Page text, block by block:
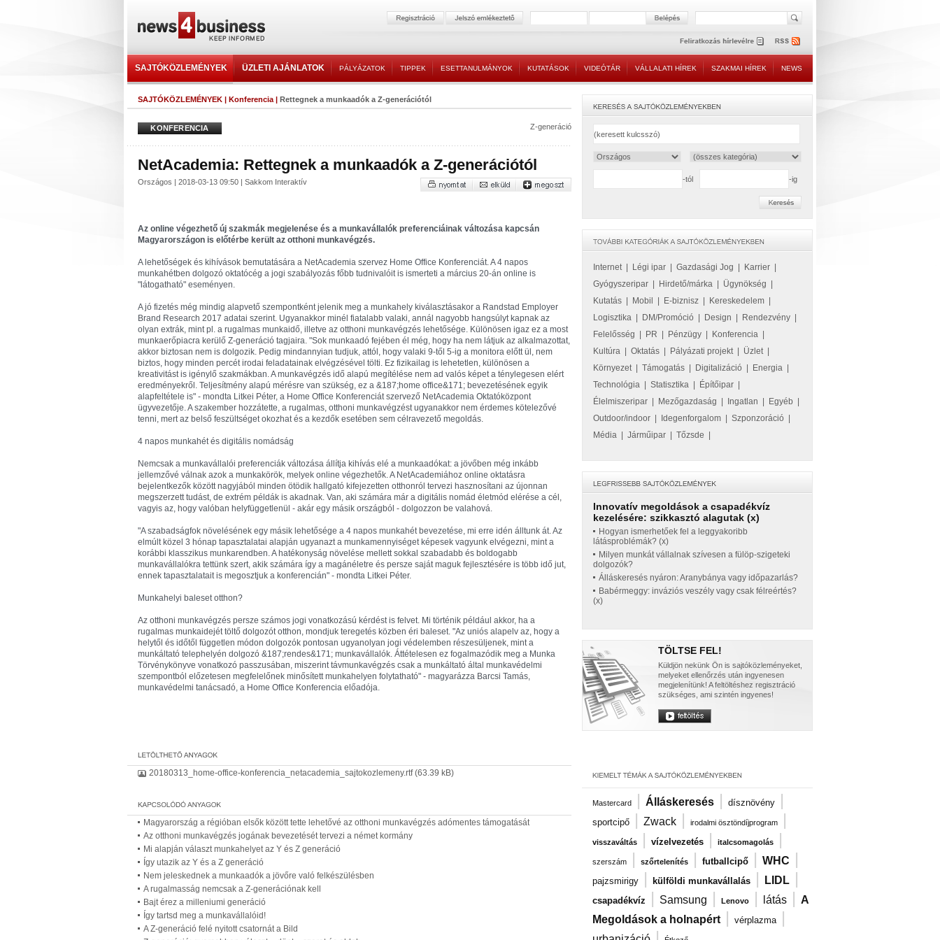
SAJTÓKÖZLEMÉNYEK ÜZLETI AJÁNLATOK PÁLYÁZATOK TIPPEK ESETTANULMÁNYOK KUTATÁSOK VIDEÓTÁR VÁLLALATI HÍREK SZAKMAI HÍREK NEWS
SAJTÓKÖZLEMÉNYEK | Konferencia | Rettegnek a munkaadók a Z-generációtól
KONFERENCIA Z-generáció
NetAcademia: Rettegnek a munkaadók a Z-generációtól
Országos | 2018-03-13 09:50 | Sakkom Interaktív
Az online végezhető új szakmák megjelenése és a munkavállalók preferenciáinak változása kapcsán
Magyarországon is előtérbe került az otthoni munkavégzés.
A lehetőségek és kihívások bemutatására a NetAcademia szervez Home Office Konferenciát. A 4 napos
munkahétben dolgozó oktatócég a jogi szabályozás főbb tudnivalóit is ismerteti a március 20-án online is
"látogatható" eseményen.
A jó fizetés még mindig alapvető szempontként jelenik meg a munkahely kiválasztásakor a Randstad Employer
Brand Research 2017 adatai szerint. Ugyanakkor minél fiatalabb valaki, annál nagyobb hangsúlyt kapnak az
olyan extrák, mint pl. a rugalmas munkaidő, illetve az otthoni munkavégzés lehetősége. Különösen igaz ez a most
munkaerőpiacra kerülő Z-generáció tagjaira. "Sok munkaadó fejében él még, hogy ha nem látjuk az alkalmazottat,
akkor biztosan nem is dolgozik. Pedig mindannyian tudjuk, attól, hogy valaki 9-től 5-ig a monitora előtt ül, nem
biztos, hogy minden percét irodai feladatainak elvégzésével tölti. Ez fizikailag is lehetetlen, különösen a
kreativitást is igénylő szakmákban. A munkavégzés idő alapú megítélése nem ad valós képet a ténylegesen elért
eredményekről. Teljesítmény alapú mérésre van szükség, ez a &187;home office&171; bevezetésének egyik
alapfeltétele is" - mondta Litkei Péter, a Home Office Konferenciát szervező NetAcademia Oktatóközpont
ügyvezetője. A szakember hozzátette, a rugalmas, otthoni munkavégzést ugyanakkor nem érdemes kötelezővé
tenni, mert az belső feszültséget okozhat és a kezdők esetében sem célravezető megoldás.
4 napos munkahét és digitális nomádság
Nemcsak a munkavállalói preferenciák változása állítja kihívás elé a munkaadókat: a jövőben még inkább
jellemzővé válnak azok a munkakörök, melyek online végezhetők. A NetAcademiához online oktatásra
bejelentkezők között nagyjából minden ötödik hallgató kifejezetten otthonról tervezi hasznosítani az újonnan
megszerzett tudást, de extrém példák is akadnak. Van, aki számára már a digitális nomád életmód elérése a cél,
vagyis az, hogy valóban helyfüggetlenül - akár egy másik országból - dolgozzon be valahová.
"A szabadságfok növelésének egy másik lehetősége a 4 napos munkahét bevezetése, mi erre idén álltunk át. Az
elmúlt közel 3 hónap tapasztalatai alapján ugyanazt a munkamennyiséget képesek vagyunk elvégezni, mint a
korábbi klasszikus munkarendben. A hatékonyság növelése mellett sokkal szabadabb és boldogabb
munkavállalókra tettünk szert, akik számára így a magánéletre és persze saját maguk fejlesztésére is több idő jut,
ennek tapasztalatait is megosztjuk a konferencián" - mondta Litkei Péter.
Munkahelyi baleset otthon?
Az otthoni munkavégzés persze számos jogi vonatkozású kérdést is felvet. Mi történik például akkor, ha a
rugalmas munkaidejét töltő dolgozót otthon, mondjuk teregetés közben éri baleset. "Az uniós alapelv az, hogy a
helytől és időtől független módon dolgozók pontosan ugyanolyan jogi védelemben részesüljenek, mint a
munkáltató telephelyén dolgozó &187;rendes&171; munkavállalók. Áttételesen ez fogalmazódik meg a Munka
Törvénykönyve vonatkozó passzusában, miszerint távmunkavégzés csak a munkáltató által munkavédelmi
szempontból előzetesen megfelelőnek minősített munkahelyen folytatható" - magyarázza Barcsi Tamás,
munkavédelmi tanácsadó, a Home Office Konferencia előadója.
20180313_home-office-konferencia_netacademia_sajtokozlemeny.rtf(63.39 kB)
Magyarország a régióban elsők között tette lehetővé az otthoni munkavégzés adómentes támogatását
Az otthoni munkavégzés jogának bevezetését tervezi a német kormány
Mi alapján választ munkahelyet az Y és Z generáció
Így utazik az Y és a Z generáció
Nem jeleskednek a munkaadók a jövőre való felkészülésben
A rugalmasság nemcsak a Z-generációnak kell
Bajt érez a milleniumi generáció
Így tartsd meg a munkavállalóid!
A Z-generáció felé nyitott csatornát a Bild
-tól -ig
Internet| Légi ipar Gazdasági Jog Karrier
Gyógyszeripar
Hirdető/márka Ügynökség
Kutatás
Mobil E-biznisz Kereskedelem
Logisztika
DM/Promóció Design Rendezvény
Felelősség
PR Pénzügy Konferencia
Kultúra
Oktatás Pályázati projekt| Üzlet|
Környezet| Támogatás Digitalizáció Energia
Technológia
Statisztika Építőipar
Élelmiszeripar
Mezőgazdaság Ingatlan Egyéb
Outdoor/indoor
Idegenforgalom Szponzoráció
Média
Járműipar Tőzsde
Innovatív megoldások a csapadékvíz
kezelésére: szikkasztó alagutak (x)
Hogyan ismerhetőek fel a leggyakoribb
látásproblémák? (x)
Milyen munkát vállalnak szívesen a fülöp-szigeteki
dolgozók?
Álláskeresés nyáron: Aranybánya vagy időpazarlás?
Babérmeggy: inváziós veszély vagy csak félreértés?
(x)
TÖLTSE FEL!
Küldjön nekünk Ön is sajtóközleményeket,
melyeket ellenőrzés után ingyenesen
megjelenítünk! A feltöltéshez regisztráció
szükséges, ami szintén ingyenes!
Mastercard | Álláskeresés | dísznövény |
sportcipő | Zwack | irodalmi ösztöndíjprogram |
visszaváltás | vízelvezetés | italcsomagolás |
szerszám | szőrtelenítés | futballcipő | WHC |
pajzsmirigy | külföldi munkavállalás | LIDL |
csapadékvíz | Samsung | Lenovo | látás | A
Megoldások a holnapért | vérplazma |